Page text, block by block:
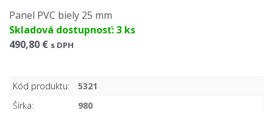
Panel PVC biely 25 mm
Skladová dostupnosť: 3 ks
490,80 € s DPH
Kód produktu:
5321
Šírka:
980